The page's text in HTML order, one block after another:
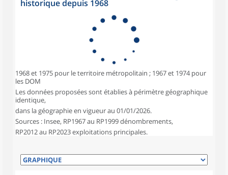
historique depuis 1968
1968 et 1975 pour le territoire métropolitain ; 1967 et 1974 pour
les DOM
Les données proposées sont établies à périmètre géographique
identique,
dans la géographie en vigueur au 01/01/2026.
Sources : Insee, RP1967 au RP1999 dénombrements,
RP2012 au RP2023 exploitations principales.